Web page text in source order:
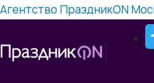
Агентство ПраздникON